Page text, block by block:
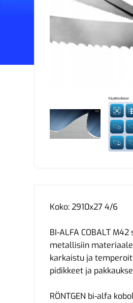
Koko: 2910x27 4/6
BI-ALFA COBALT
metallisiin
karkaistu ja
pidikkeet ja
RÖNTGEN bi-alfa